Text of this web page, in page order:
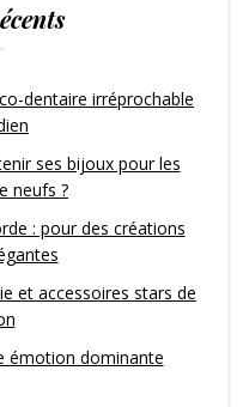
dentaire irréprochable
ses bijoux pour les
neufs ?
: pour des créations
et accessoires stars de
émotion dominante